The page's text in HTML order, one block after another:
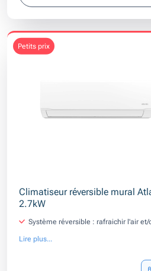
petits prix
Climatiseur réversible mural
2.7kW
Système réversible : rafraichir l'air et/
Lire plus...